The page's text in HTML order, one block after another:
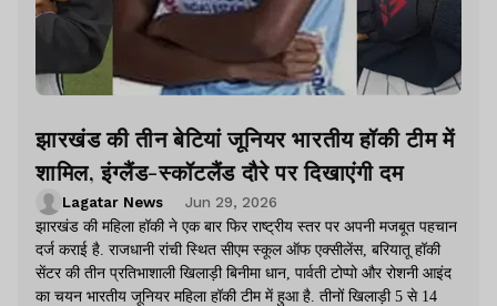
झारखंड की तीन बेटियां जूनियर भारतीय हॉकी टीम में
शामिल, इंग्लैंड-स्कॉटलैंड दौरे पर दिखाएंगी दम
Lagatar News
Jun 29, 2026
झारखंड की महिला हॉकी ने एक बार फिर राष्ट्रीय स्तर पर अपनी मजबूत पहचान
दर्ज कराई है. राजधानी रांची स्थित सीएम स्कूल ऑफ एक्सीलेंस, बरियातू हॉकी
सेंटर की तीन प्रतिभाशाली खिलाड़ी बिनीमा धान, पार्वती टोप्पो और रोशनी आइंद
का चयन भारतीय जूनियर महिला हॉकी टीम में हुआ है. तीनों खिलाड़ी 5 से 14